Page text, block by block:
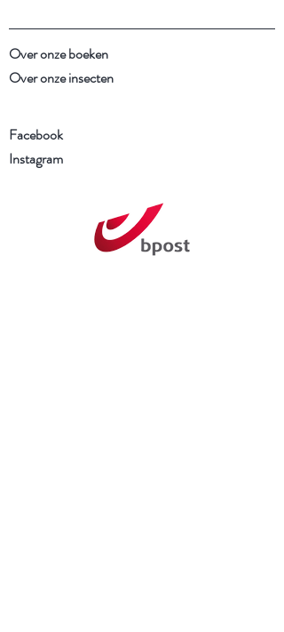
Over onze boeken
Over onze insecten
Facebook
Instagram